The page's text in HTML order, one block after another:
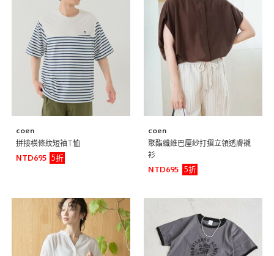
coen
拼接橫條紋短袖T恤
NTD695
5折
coen
聚酯纖維巴厘紗打摺立領透膚襯
衫
NTD695
5折